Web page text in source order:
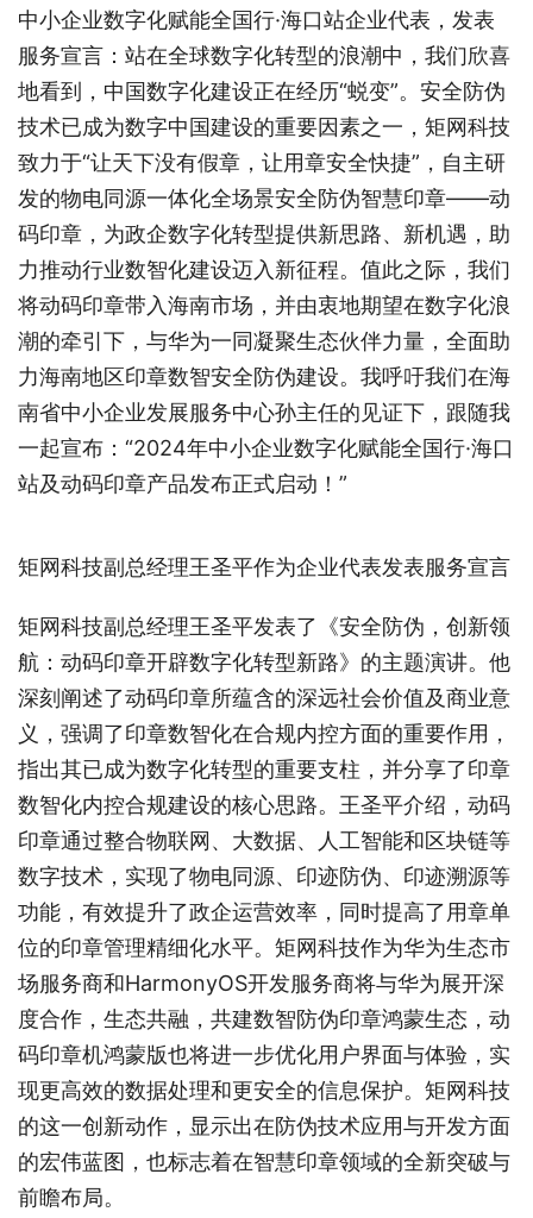
中小企业数字化赋能全国行·海口站企业代表，发表
服务宣言：站在全球数字化转型的浪潮中，我们欣喜
地看到，中国数字化建设正在经历“蜕变”。安全防伪
技术已成为数字中国建设的重要因素之一，矩网科技
致力于“让天下没有假章，让用章安全快捷”，自主研
发的物电同源一体化全场景安全防伪智慧印章——动
码印章，为政企数字化转型提供新思路、新机遇，助
力推动行业数智化建设迈入新征程。值此之际，我们
将动码印章带入海南市场，并由衷地期望在数字化浪
潮的牵引下，与华为一同凝聚生态伙伴力量，全面助
力海南地区印章数智安全防伪建设。我呼吁我们在海
南省中小企业发展服务中心孙主任的见证下，跟随我
一起宣布：“2024年中小企业数字化赋能全国行·海口
站及动码印章产品发布正式启动！”
矩网科技副总经理王圣平作为企业代表发表服务宣言
矩网科技副总经理王圣平发表了《安全防伪，创新领
航：动码印章开辟数字化转型新路》的主题演讲。他
深刻阐述了动码印章所蕴含的深远社会价值及商业意
义，强调了印章数智化在合规内控方面的重要作用，
指出其已成为数字化转型的重要支柱，并分享了印章
数智化内控合规建设的核心思路。王圣平介绍，动码
印章通过整合物联网、大数据、人工智能和区块链等
数字技术，实现了物电同源、印迹防伪、印迹溯源等
功能，有效提升了政企运营效率，同时提高了用章单
位的印章管理精细化水平。矩网科技作为华为生态市
场服务商和HarmonyOS开发服务商将与华为展开深
度合作，生态共融，共建数智防伪印章鸿蒙生态，动
码印章机鸿蒙版也将进一步优化用户界面与体验，实
现更高效的数据处理和更安全的信息保护。矩网科技
的这一创新动作，显示出在防伪技术应用与开发方面
的宏伟蓝图，也标志着在智慧印章领域的全新突破与
前瞻布局。